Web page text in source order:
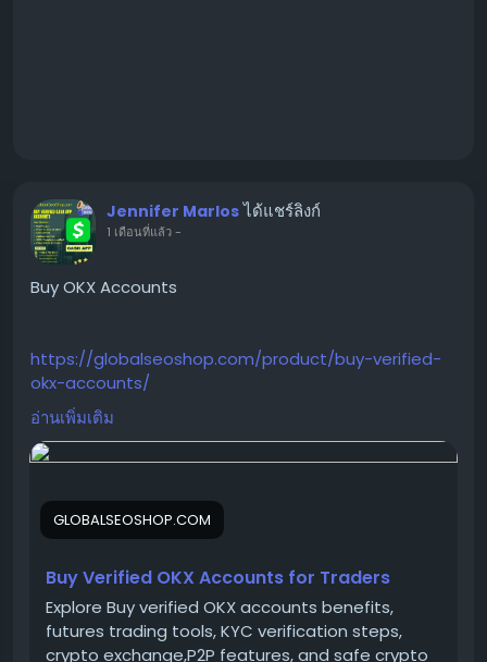
Jennifer Marlos ได้แชร์ลิงก์
1 เดือนที่แล้ว-
Buy OKX Accounts
https://globalseoshop.com/product/buy-verified-
okx-accounts/
On the off chance that you need more data simply
Email:Globalseoshop@gmail.com
WhatsApp: +18647088783
Telegram: @GlobalSeoShop
#BuyOKXAccount
อ่านเพิ่มเติม
GLOBALSEOSHOP.COM
Buy Verified OKX Accounts for Traders
Explore Buy verified OKX accounts benefits,
futures trading tools, KYC verification steps,
crypto exchange,P2P features, and safe crypto